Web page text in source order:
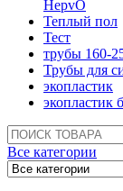
HepvO
Теплый пол
Тест
трубы 160-
Трубы для
экопластик
экопластик
Поиск:
Все категории